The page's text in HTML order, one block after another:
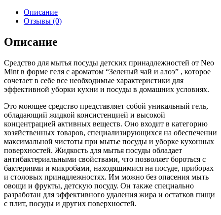
Описание
Отзывы (0)
Описание
Средство для мытья посуды детских принадлежностей от Neo
Mint в форме геля с ароматом “Зеленый чай и алоэ” , которое
сочетает в себе все необходимые характеристики для
эффективной уборки кухни и посуды в домашних условиях.
Это моющее средство представляет собой уникальный гель,
обладающий жидкой консистенцией и высокой
концентрацией активных веществ. Оно входит в категорию
хозяйственных товаров, специализирующихся на обеспечении
максимальной чистоты при мытье посуды и уборке кухонных
поверхностей. Жидкость для мытья посуды обладает
антибактериальными свойствами, что позволяет бороться с
бактериями и микробами, находящимися на посуде, приборах
и столовых принадлежностях. Им можно без опасения мыть
овощи и фрукты, детскую посуду. Он также специально
разработан для эффективного удаления жира и остатков пищи
с плит, посуды и других поверхностей.